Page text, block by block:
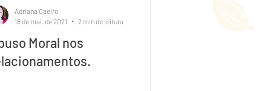
Moral nos
Adriana Caeiro
18 de mai. de 2021
2 min de leitura